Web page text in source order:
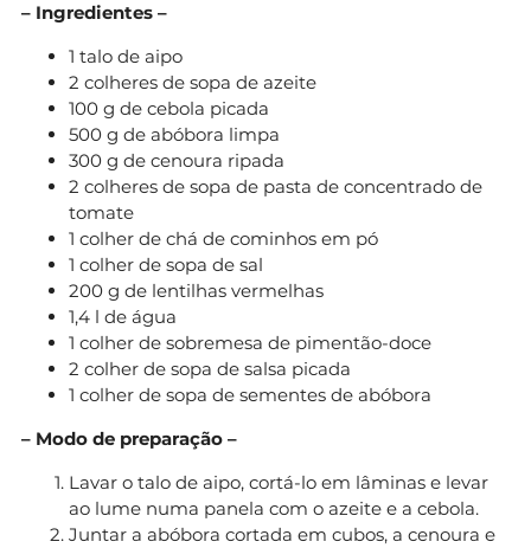
– Ingredientes –
1 talo de aipo
2 colheres de sopa de azeite
100 g de cebola picada
500 g de abóbora limpa
300 g de cenoura ripada
2 colheres de sopa de pasta de concentrado de
tomate
1 colher de chá de cominhos em pó
1 colher de sopa de sal
200 g de lentilhas vermelhas
1,4 l de água
1 colher de sobremesa de pimentão-doce
2 colher de sopa de salsa picada
1 colher de sopa de sementes de abóbora
– Modo de preparação –
Lavar o talo de aipo, cortá-lo em lâminas e levar
ao lume numa panela com o azeite e a cebola.
Juntar a abóbora cortada em cubos, a cenoura e